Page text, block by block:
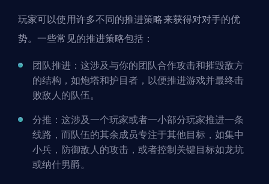
玩家可以使用许多不同的推进策略来获得对对手的优
势。一些常见的推进策略包括：
团队推进：这涉及与你的团队合作攻击和摧毁敌方
的结构，如炮塔和护目者，以便推进游戏并最终击
败敌人的队伍。
分推：这涉及一个玩家或者一小部分玩家推进一条
线路，而队伍的其余成员专注于其他目标，如集中
小兵，防御敌人的攻击，或者控制关键目标如龙坑
或纳什男爵。